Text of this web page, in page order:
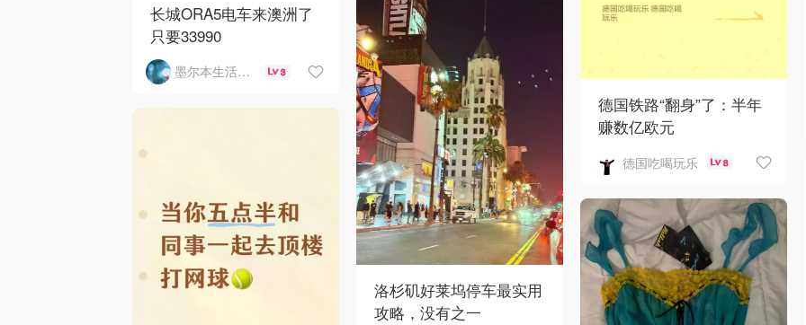
长城ORA5电车来澳洲了
只要33990
墨尔本生活指南 3
德国铁路“翻身”了：半年
赚数亿欧元
德国吃喝玩乐 8
洛杉矶好莱坞停车最实用
攻略，没有之一